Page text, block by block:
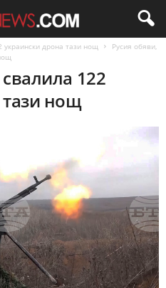
украински дрона тази нощ
Русия обяви,
122
нощ